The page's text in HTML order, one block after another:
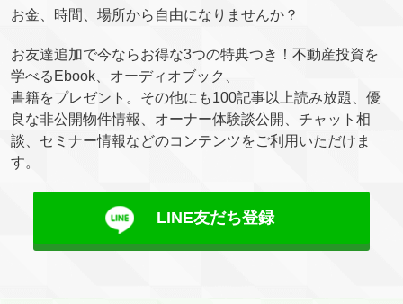
お金、時間、場所から自由になりませんか？
お友達追加で今ならお得な3つの特典つき！不動産投資を
学べるEbook、オーディオブック、
書籍をプレゼント。その他にも100記事以上読み放題、優
良な非公開物件情報、オーナー体験談公開、チャット相
談、セミナー情報などのコンテンツをご利用いただけま
す。
LINE友だち登録